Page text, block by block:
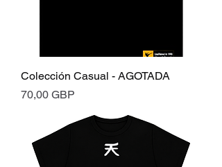
Colección Casual - AGOTADA
Precio
70,00 GBP